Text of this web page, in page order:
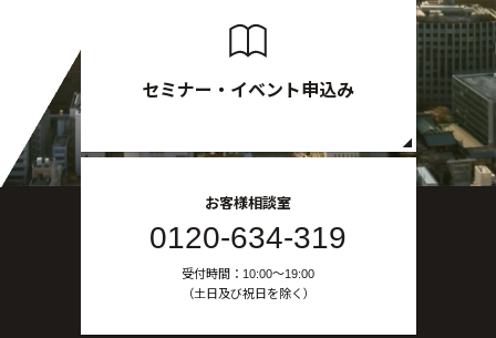
セミナー・イベント申込み
お客様相談室
0120-634-319
受付時間：10:00〜19:00
（土日及び祝日を除く）